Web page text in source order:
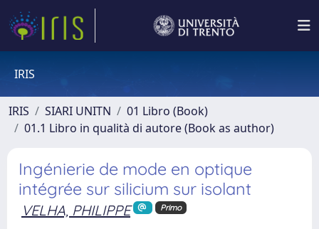
IRIS
IRIS SIARI UNITN
01 Libro (Book)
01.1 Libro in qualità di autore (Book as author)
Ingénierie de mode en optique
intégrée sur silicium sur isolant
VELHA, PHILIPPE Primo